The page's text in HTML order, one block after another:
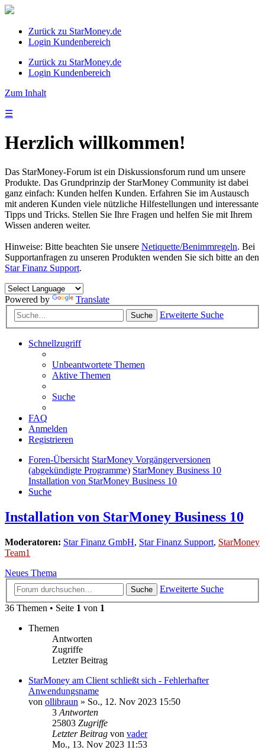
Zurück zu StarMoney.de
Login Kundenbereich
Zurück zu StarMoney.de
Login Kundenbereich
Zum Inhalt
☰
Herzlich willkommen!
Das StarMoney-Forum ist ein Diskussionsforum rund um unsere
Produkte. Das Grundprinzip der StarMoney Community ist dabei
ganz einfach: Kunden helfen Kunden. Erfahren Sie im Austausch
mit anderen Kunden viele nützliche Hilfestellungen und interessante
Tipps und Tricks. Stellen Sie Ihre Fragen und helfen Sie mit Ihrem
Wissen anderen weiter.
Hinweise: Bitte beachten Sie unsere Netiquette/Benimmregeln. Bei
Supportanfragen zu unseren Produkten wenden Sie sich bitte an den
Star Finanz Support.
Powered by Translate
Suche Erweiterte Suche
Schnellzugriff
Unbeantwortete Themen
Aktive Themen
Suche
FAQ
Anmelden
Registrieren
Foren-Übersicht StarMoney Vorgängerversionen
(abgekündigte Programme) StarMoney Business 10
Installation von StarMoney Business 10
Suche
Installation von StarMoney Business 10
Moderatoren: Star Finanz GmbH, Star Finanz Support, StarMoney
Team1
Neues Thema
Suche
Erweiterte Suche
36 Themen • Seite 1 von 1
Themen
Antworten
Zugriffe
Letzter Beitrag
StarMoney am Client schließt sich - Fehlerhafter
Anwendungsname
von ollibraun » So., 12. Nov 2023 15:50
3 Antworten
25803 Zugriffe
Letzter Beitrag von vader
Mo., 13. Nov 2023 11:53